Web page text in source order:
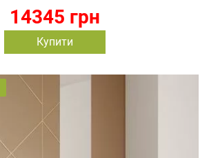
14345 грн
Купити